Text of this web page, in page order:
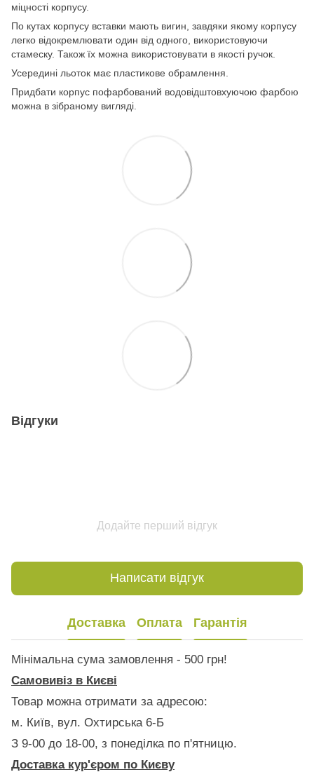
міцності корпусу.
По кутах корпусу вставки мають вигин, завдяки якому корпусу
легко відокремлювати один від одного, використовуючи
стамеску. Також їх можна використовувати в якості ручок.
Усередині льоток має пластикове обрамлення.
Придбати корпус пофарбований водовідштовхуючою фарбою
можна в зібраному вигляді.
Відгуки
Додайте перший відгук
Написати відгук
Доставка Оплата Гарантія
Мінімальна сума замовлення - 500 грн!
Самовивіз в Києві
Товар можна отримати за адресою:
м. Київ, вул. Охтирська 6-Б
З 9-00 до 18-00, з понеділка по п'ятницю.
Доставка кур'єром по Києву